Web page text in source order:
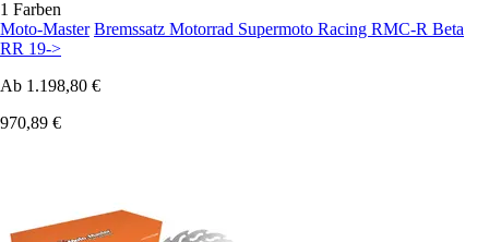
1 Farben
Moto-Master Bremssatz Motorrad Supermoto Racing RMC-R Beta
RR 19->
Ab 1.198,80 €
970,89 €